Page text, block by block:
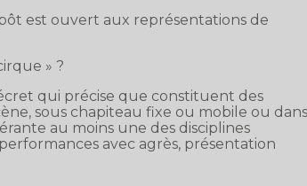
est ouvert aux représentations de
» ?
qui précise que constituent des
sous chapiteau fixe ou mobile ou dans
au moins une des disciplines
avec agrès, présentation